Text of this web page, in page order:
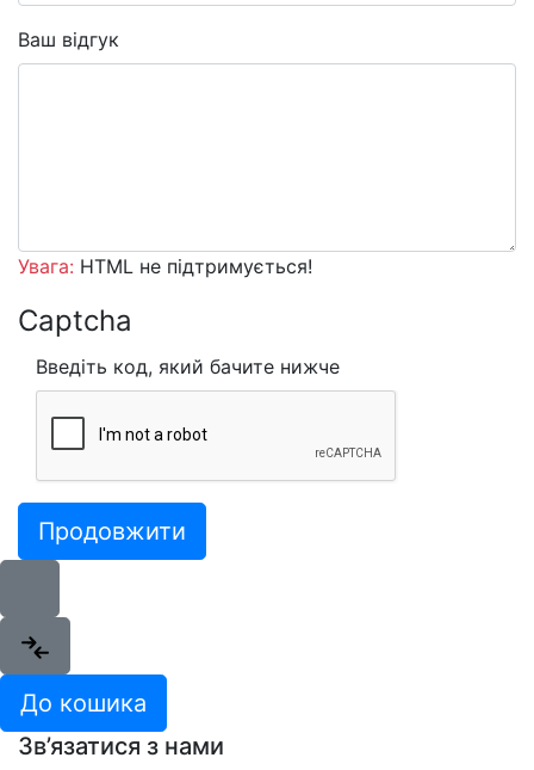
Ваш відгук
Увага: HTML не підтримується!
Captcha
Введіть код, який бачите нижче
Продовжити
До кошика
Зв’язатися з нами